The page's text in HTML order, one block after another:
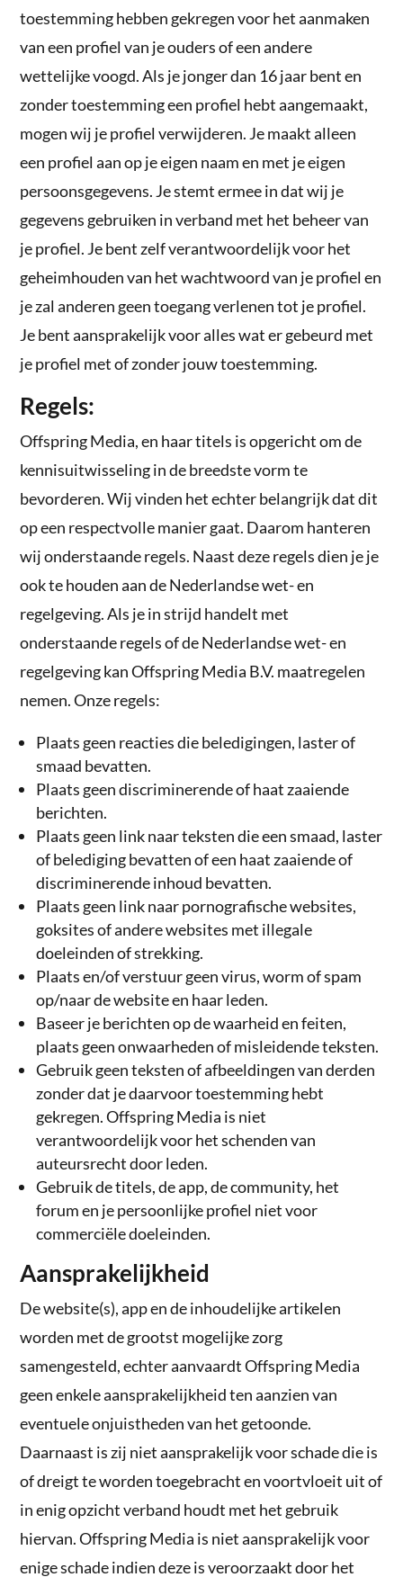
toestemming hebben gekregen voor het aanmaken
van een profiel van je ouders of een andere
wettelijke voogd. Als je jonger dan 16 jaar bent en
zonder toestemming een profiel hebt aangemaakt,
mogen wij je profiel verwijderen. Je maakt alleen
een profiel aan op je eigen naam en met je eigen
persoonsgegevens. Je stemt ermee in dat wij je
gegevens gebruiken in verband met het beheer van
je profiel. Je bent zelf verantwoordelijk voor het
geheimhouden van het wachtwoord van je profiel en
je zal anderen geen toegang verlenen tot je profiel.
Je bent aansprakelijk voor alles wat er gebeurd met
je profiel met of zonder jouw toestemming.
Regels:
Offspring Media, en haar titels is opgericht om de
kennisuitwisseling in de breedste vorm te
bevorderen. Wij vinden het echter belangrijk dat dit
op een respectvolle manier gaat. Daarom hanteren
wij onderstaande regels. Naast deze regels dien je je
ook te houden aan de Nederlandse wet- en
regelgeving. Als je in strijd handelt met
onderstaande regels of de Nederlandse wet- en
regelgeving kan Offspring Media B.V. maatregelen
nemen. Onze regels:
Plaats geen reacties die beledigingen, laster of
smaad bevatten.
Plaats geen discriminerende of haat zaaiende
berichten.
Plaats geen link naar teksten die een smaad, laster
of belediging bevatten of een haat zaaiende of
discriminerende inhoud bevatten.
Plaats geen link naar pornografische websites,
goksites of andere websites met illegale
doeleinden of strekking.
Plaats en/of verstuur geen virus, worm of spam
op/naar de website en haar leden.
Baseer je berichten op de waarheid en feiten,
plaats geen onwaarheden of misleidende teksten.
Gebruik geen teksten of afbeeldingen van derden
zonder dat je daarvoor toestemming hebt
gekregen. Offspring Media is niet
verantwoordelijk voor het schenden van
auteursrecht door leden.
Gebruik de titels, de app, de community, het
forum en je persoonlijke profiel niet voor
commerciële doeleinden.
Aansprakelijkheid
De website(s), app en de inhoudelijke artikelen
worden met de grootst mogelijke zorg
samengesteld, echter aanvaardt Offspring Media
geen enkele aansprakelijkheid ten aanzien van
eventuele onjuistheden van het getoonde.
Daarnaast is zij niet aansprakelijk voor schade die is
of dreigt te worden toegebracht en voortvloeit uit of
in enig opzicht verband houdt met het gebruik
hiervan. Offspring Media is niet aansprakelijk voor
enige schade indien deze is veroorzaakt door het